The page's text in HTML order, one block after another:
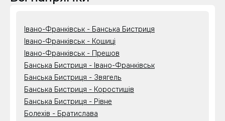
Івано-Франківськ - Банська Бистриця
Івано-Франківськ - Кошиці
Івано-Франківськ - Прешов
Банська Бистриця - Івано-Франківськ
Банська Бистриця - Звягель
Банська Бистриця - Коростишів
Банська Бистриця - Рівне
Болехів - Братислава